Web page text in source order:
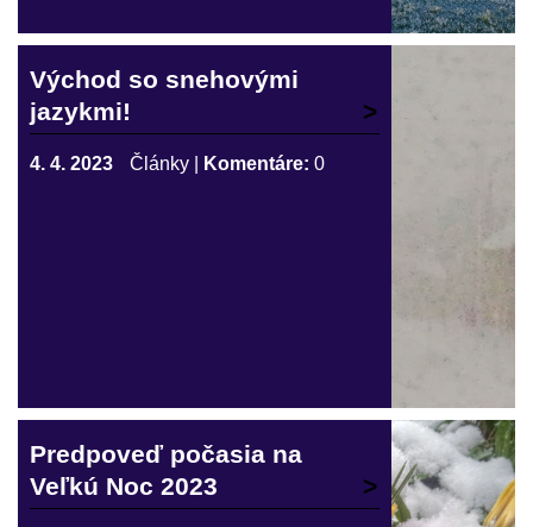
Východ so snehovými
jazykmi!
4. 4. 2023 Články Komentáre: 0
Predpoveď počasia na
Veľkú Noc 2023